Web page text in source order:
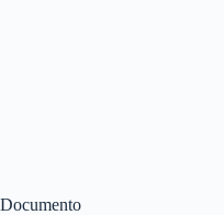
Documento